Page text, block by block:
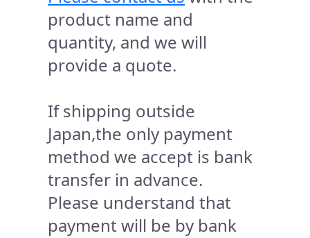
product name and
quantity, and we will
provide a quote.
If shipping outside
Japan,the only payment
method we accept is bank
transfer in advance.
Please understand that
payment will be by bank